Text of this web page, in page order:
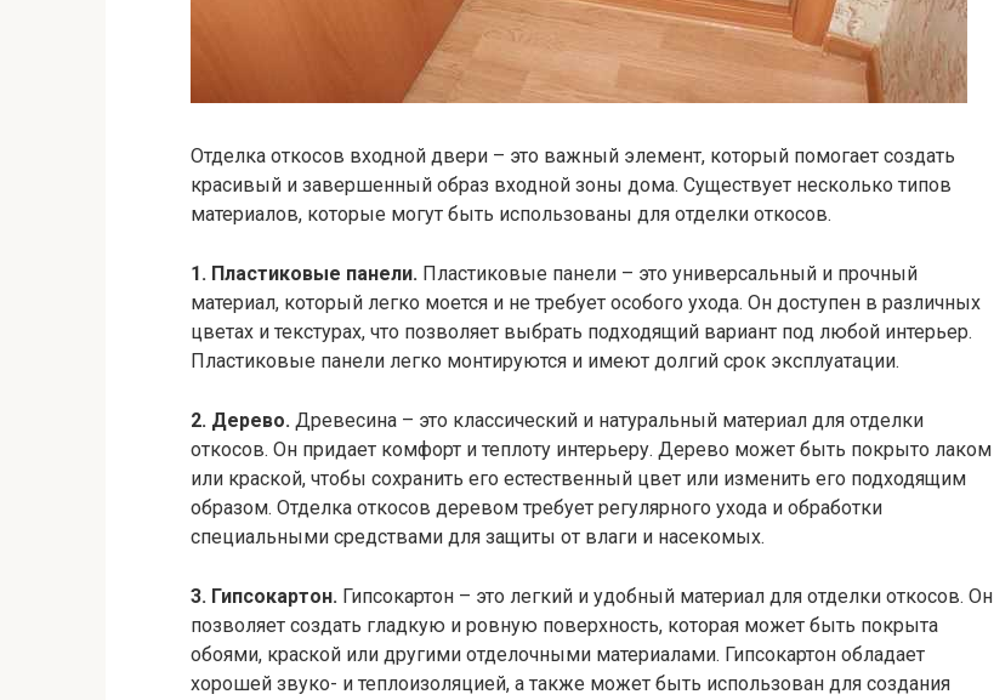
Отделка откосов входной двери – это важный элемент, который помогает создать
красивый и завершенный образ входной зоны дома. Существует несколько типов
материалов, которые могут быть использованы для отделки откосов.
1. Пластиковые панели. Пластиковые панели – это универсальный и прочный
материал, который легко моется и не требует особого ухода. Он доступен в различных
цветах и текстурах, что позволяет выбрать подходящий вариант под любой интерьер.
Пластиковые панели легко монтируются и имеют долгий срок эксплуатации.
2. Дерево. Древесина – это классический и натуральный материал для отделки
откосов. Он придает комфорт и теплоту интерьеру. Дерево может быть покрыто лаком
или краской, чтобы сохранить его естественный цвет или изменить его подходящим
образом. Отделка откосов деревом требует регулярного ухода и обработки
специальными средствами для защиты от влаги и насекомых.
3. Гипсокартон. Гипсокартон – это легкий и удобный материал для отделки откосов. Он
позволяет создать гладкую и ровную поверхность, которая может быть покрыта
обоями, краской или другими отделочными материалами. Гипсокартон обладает
хорошей звуко- и теплоизоляцией, а также может быть использован для создания